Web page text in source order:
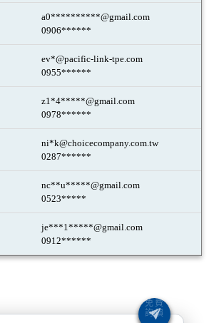
a0**********@gmail.com
0906******
ev*@pacific-link-tpe.com
0955******
z1*4*****@gmail.com
0978******
ni*k@choicecompany.com.tw
0287******
nc**u*****@gmail.com
0523*****
je***1*****@gmail.com
0912******